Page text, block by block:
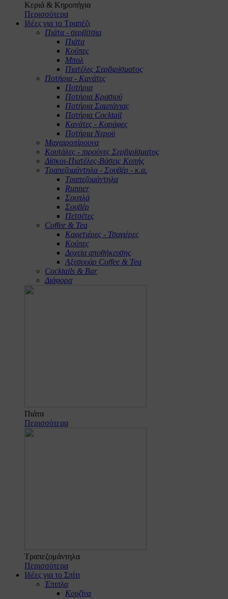
Κεριά & Κηροπήγια
Περισσότερα
Ιδέες για το Τραπέζι
Πιάτα - σερβίτσια
Πιάτα
Κούπες
Μπολ
Πιατέλες Σερβιρίσματος
Ποτήρια - Κανάτες
Ποτήρια
Ποτήρια Κρασιού
Ποτήρια Σαμπάνιας
Ποτήρια Cocktail
Κανάτες - Καράφες
Ποτήρια Νερού
Μαχαιροπίρουνα
Κουτάλες - πιρούνες Σερβιρίσματος
Δίσκοι-Πιατέλες-Βάσεις Κοπής
Τραπεζομάντηλα - Σουβέρ - κ.α.
Τραπεζομάντηλα
Runner
Σουπλά
Σουβέρ
Πετσέτες
Coffee & Tea
Καφετιέρες - Τσαγιέρες
Κούπες
Δοχεία αποθήκευσης
Αξεσουάρ Coffee & Tea
Cocktails & Bar
Διάφορα
Πιάτα
Περισσότερα
Τραπεζομάντηλα
Περισσότερα
Ιδέες για το Σπίτι
Έπιπλα
Κουζίνα